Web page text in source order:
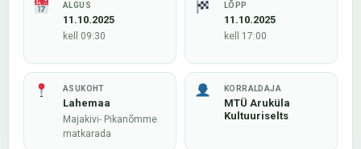
ALGUS
11.10.2025
kell 09:30
LÕPP
11.10.2025
kell 17:00
ASUKOHT
Lahemaa
Majakivi- Pikanõmme
matkarada
KORRALDAJA
MTÜ Aruküla
Kultuuriselts